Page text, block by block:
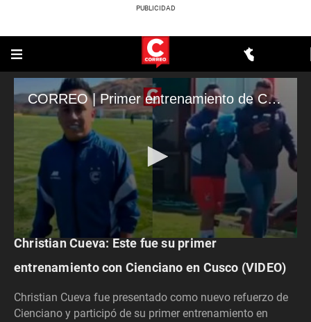
CORREO | Primer entrenamiento de Christian Cueva con Cienciano
0
of
42
DEPORTES
Christian Cueva: Este fue su primer
entrenamiento con Cienciano en Cusco (VIDEO)
Christian Cueva fue presentado como nuevo refuerzo de
Cienciano y participó de su primer entrenamiento en